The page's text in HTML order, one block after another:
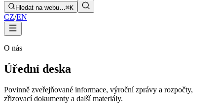
Hledat na webu…⌘K
CZ/EN
O nás
Úřední deska
Povinně zveřejňované informace, výroční zprávy a rozpočty,
zřizovací dokumenty a další materiály.